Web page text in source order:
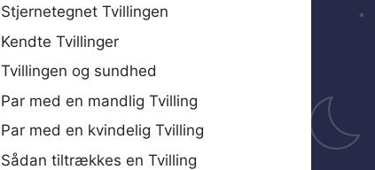
Stjernetegnet Tvillingen
Kendte Tvillinger
Tvillingen og sundhed
Par med en mandlig Tvilling
Par med en kvindelig Tvilling
Sådan tiltrækkes en Tvilling